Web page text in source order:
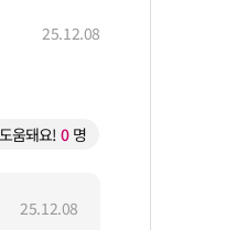
25.12.08
도움돼요! 0 명
25.12.08